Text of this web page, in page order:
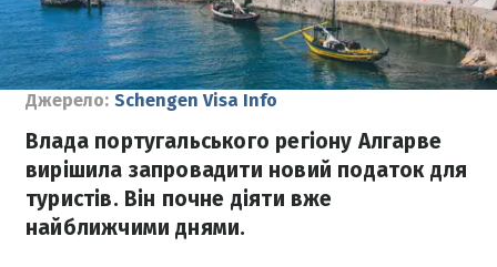
Джерело: Schengen Visa Info
Влада португальського регіону Алгарве
вирішила запровадити новий податок для
туристів. Він почне діяти вже
найближчими днями.